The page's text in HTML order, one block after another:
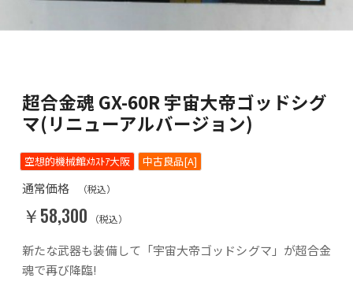
超合金魂 GX-60R 宇宙大帝ゴッドシグ
マ(リニューアルバージョン)
空想的機械館ﾒｶｽﾄｱ大阪 中古良品[A]
通常価格 （税込）
￥58,300 （税込）
新たな武器も装備して「宇宙大帝ゴッドシグマ」が超合金
魂で再び降臨!